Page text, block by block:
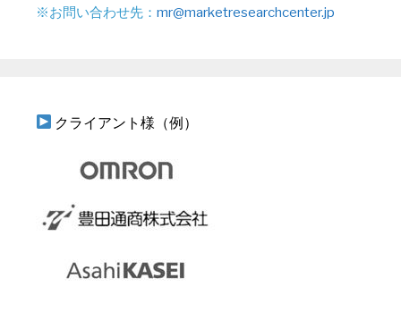
※お問い合わせ先： mr@marketresearchcenter.jp
クライアント様（例）